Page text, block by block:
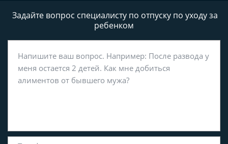
Задайте вопрос специалисту по отпуску по уходу за
ребенком